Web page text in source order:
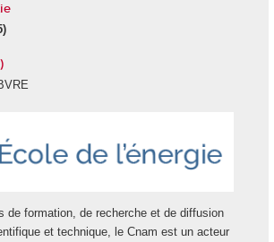
de formation, de recherche et de diffusion
et technique, le Cnam est un acteur